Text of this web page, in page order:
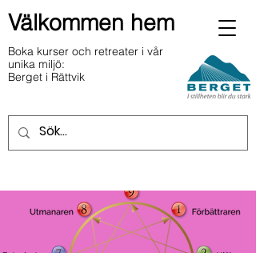
Välkommen hem
Boka kurser och retreater i vår
unika miljö:
Berget i Rättvik